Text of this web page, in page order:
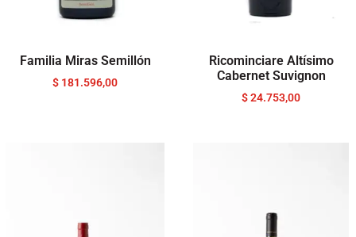
Familia Miras Semillón
$ 181.596,00
Ricominciare Altísimo
Cabernet Suvignon
$24.753,00